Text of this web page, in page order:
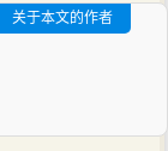
关于本文的作者